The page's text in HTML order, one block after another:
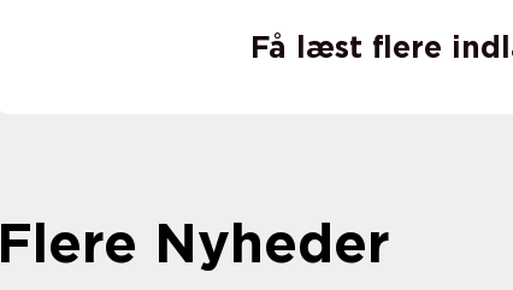
Få læst flere
Flere Nyheder